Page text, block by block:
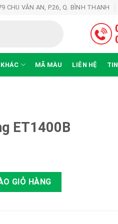
CHU VĂN AN, P.26, Q. BÌNH THẠNH
MÃ MÀU LIÊN HỆ
ET1400B
lượng
GIỎ HÀNG